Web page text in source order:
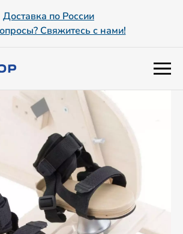
Доставка по России
Свяжитесь с нами!